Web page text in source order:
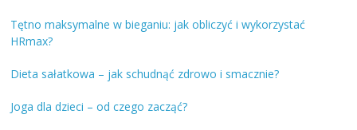
Tętno maksymalne w bieganiu: jak obliczyć i wykorzystać
HRmax?
Dieta sałatkowa – jak schudnąć zdrowo i smacznie?
Joga dla dzieci – od czego zacząć?